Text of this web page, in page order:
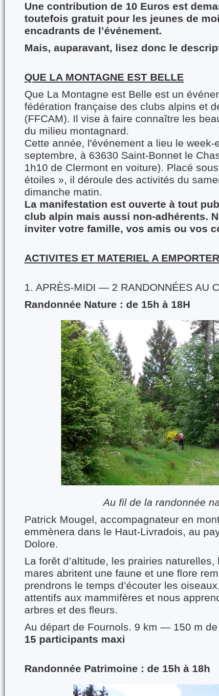
Une contribution de 10 Euros est
toutefois gratuit pour les jeunes de
encadrants de l’événement.
Mais, auparavant, lisez donc le
QUE LA MONTAGNE EST BELLE
Que La Montagne est Belle est un é
fédération française des clubs alpins et
(FFCAM). Il vise à faire connaître les
du milieu montagnard.
Cette année, l'événement a lieu le week-
septembre, à 63630 Saint-Bonnet le
1h10 de Clermont en voiture). Placé
étoiles », il déroule des activités du
dimanche matin.
La manifestation est ouverte à tout
club alpin mais aussi non-adhérents.
inviter votre famille, vos amis ou vos
ACTIVITES ET MATERIEL A EMPORTER
1. APRÈS-MIDI — 2 RANDONNÉES AU
Randonnée Nature : de 15h à 18H
Au fil de la randonnée
Patrick Mougel, accompagnateur en
emmènera dans le Haut-Livradois, au
Dolore.
La forêt d’altitude, les prairies
mares abritent une faune et une flore
prendrons le temps d’écouter les
attentifs aux mammifères et nous
arbres et des fleurs.
Au départ de Fournols. 9 km — 150 m
15 participants maxi
Randonnée Patrimoine : de 15h à 18h